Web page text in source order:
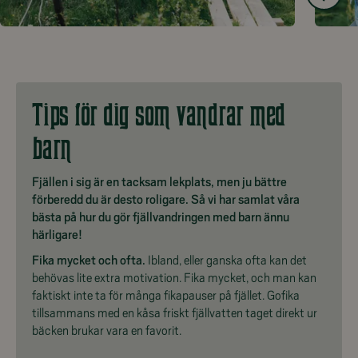
Tips för dig som vandrar med
barn
Fjällen i sig är en tacksam lekplats, men ju bättre
förberedd du är desto roligare. Så vi har samlat våra
bästa på hur du gör fjällvandringen med barn ännu
härligare!
Fika mycket och ofta. Ibland, eller ganska ofta kan det
behövas lite extra motivation. Fika mycket, och man kan
faktiskt inte ta för många fikapauser på fjället. Gofika
tillsammans med en kåsa friskt fjällvatten taget direkt ur
bäcken brukar vara en favorit.